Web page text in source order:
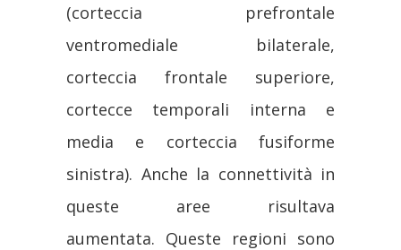
(corteccia prefrontale
ventromediale bilaterale,
corteccia frontale superiore,
cortecce temporali interna e
media e corteccia fusiforme
sinistra). Anche la connettività in
queste aree risultava
aumentata. Queste regioni sono